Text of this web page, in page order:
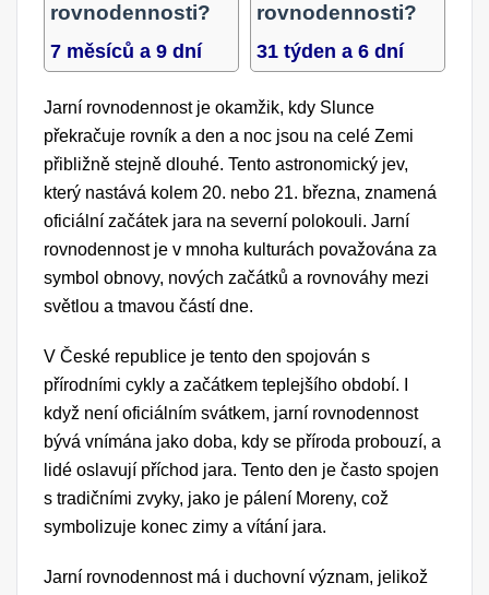
rovnodennosti?
7 měsíců a 9 dní
rovnodennosti?
31 týden a 6 dní
Jarní rovnodennost je okamžik, kdy Slunce
překračuje rovník a den a noc jsou na celé Zemi
přibližně stejně dlouhé. Tento astronomický jev,
který nastává kolem 20. nebo 21. března, znamená
oficiální začátek jara na severní polokouli. Jarní
rovnodennost je v mnoha kulturách považována za
symbol obnovy, nových začátků a rovnováhy mezi
světlou a tmavou částí dne.
V České republice je tento den spojován s
přírodními cykly a začátkem teplejšího období. I
když není oficiálním svátkem, jarní rovnodennost
bývá vnímána jako doba, kdy se příroda probouzí, a
lidé oslavují příchod jara. Tento den je často spojen
s tradičními zvyky, jako je pálení Moreny, což
symbolizuje konec zimy a vítání jara.
Jarní rovnodennost má i duchovní význam, jelikož